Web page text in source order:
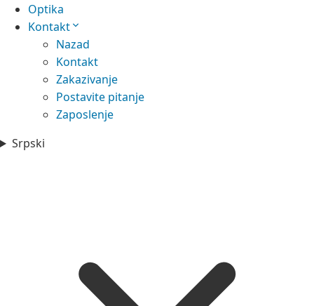
Optika
Kontakt
Nazad
Kontakt
Zakazivanje
Postavite pitanje
Zaposlenje
Srpski